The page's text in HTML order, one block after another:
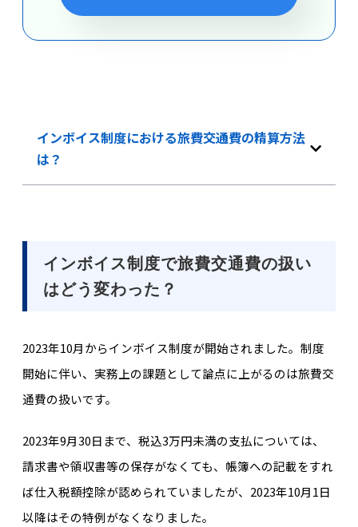
インボイス制度における旅費交通費の精算方法
は？
インボイス制度で旅費交通費の扱い
はどう変わった？
2023年10月からインボイス制度が開始されました。 制度
開始に伴い、実務上の課題として論点に上がるのは旅費交
通費の扱いです。
2023年9月30日まで、税込3万円未満の支払については、
請求書や領収書等の保存がなくても、帳簿への記載をすれ
ば仕入税額控除が認められていましたが、2023年10月1日
以降はその特例がなくなりました。